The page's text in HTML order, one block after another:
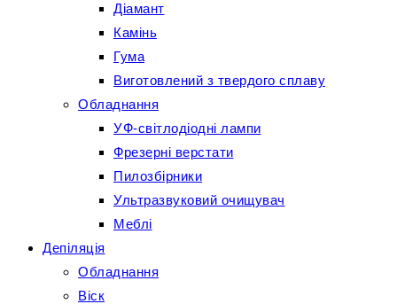
Діамант
Камінь
Гума
Виготовлений з твердого сплаву
Обладнання
УФ-світлодіодні лампи
Фрезерні верстати
Пилозбірники
Ультразвуковий очищувач
Меблі
Депіляція
Обладнання
Віск